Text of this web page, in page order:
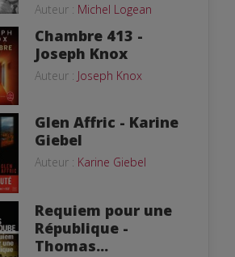
Auteur : Michel Logean
Chambre 413 -
Joseph Knox
Auteur : Joseph Knox
Glen Affric - Karine
Giebel
Auteur : Karine Giebel
Requiem pour une
République -
Thomas...